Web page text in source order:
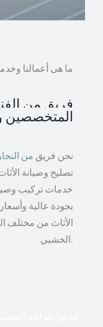
ما هى أعمالنا
فريق من
المتخصصين
نحن فريق من
تصليح وصيانة
خدمات تركيب
بجودة عالية
الأثاث من مختلف
الخشبي.